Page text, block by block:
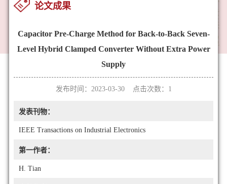
论文成果
Capacitor Pre-Charge Method for Back-to-Back Seven-
Level Hybrid Clamped Converter Without Extra Power
Supply
发布时间：2023-03-30 点击次数： 1
发表刊物：
IEEE Transactions on Industrial Electronics
第一作者：
H. Tian